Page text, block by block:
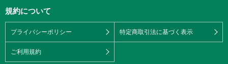
規約について
プライバシーポリシー 特定商取引法に基づく表示
ご利用規約